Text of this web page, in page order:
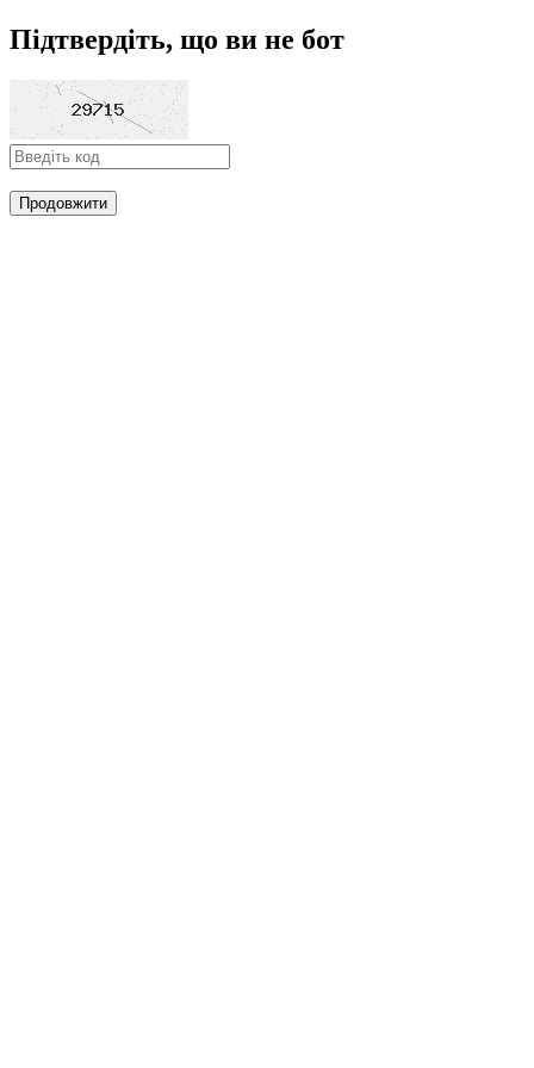
Підтвердіть, що ви не бот
Продовжити